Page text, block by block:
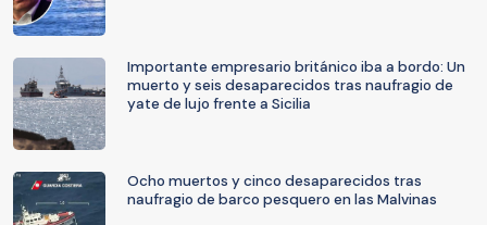
Importante empresario británico iba a bordo: Un
muerto y seis desaparecidos tras naufragio de
yate de lujo frente a Sicilia
Ocho muertos y cinco desaparecidos tras
naufragio de barco pesquero en las Malvinas